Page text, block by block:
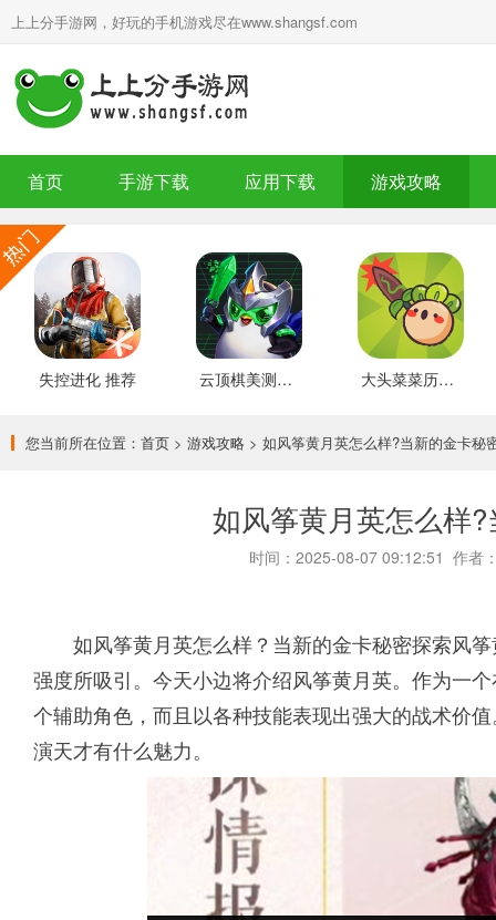
上上分手游网，好玩的手机游戏尽在www.shangsf.com
首页 手游下载 应用下载 游戏攻略
失控进化 推荐 云顶棋美测服 最新版 大头菜菜历险记 好玩的
您当前所在位置： 首页 > 游戏攻略 > 如风筝黄月英怎么样?当新的金卡秘
如风筝黄月英怎么样
时间：2025-08-07 09:12:51 作者
如风筝黄月英怎么样？当新的金卡秘密探索风
强度所吸引。今天小边将介绍风筝黄月英。作为一
个辅助角色，而且以各种技能表现出强大的战术价
演天才有什么魅力。